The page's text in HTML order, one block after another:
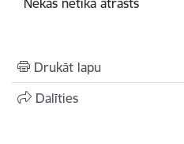
Drukāt lapu
Dalīties